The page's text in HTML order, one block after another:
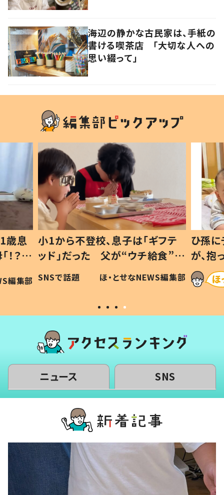
海辺の静かな古民家は、手紙の
書ける喫茶店 「大切な人への
思い綴って」
歳息
？」
編集部
小1から不登校、息子は「ギフテ
ッド」だった 父が“ウチ給食”を
作り続ける理由とは #令和の親
#令和の子
SNSで話題 ほ・とせなNEWS編集部
ひ孫
が、
「涙が
い」
ニュース SNS